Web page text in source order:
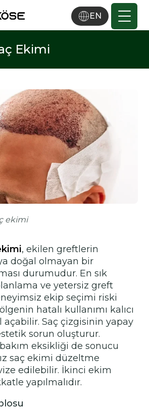
EN
Ekimi
ekimi
, ekilen greftlerin
doğal olmayan bir
durumudur. En sık
ve yetersiz greft
ekip seçimi riski
hatalı kullanımı kalıcı
açabilir. Saç çizgisinin yapay
sorun oluşturur.
eksikliği de sonucu
saç ekimi düzeltme
edilebilir. İkinci ekim
yapılmalıdır.